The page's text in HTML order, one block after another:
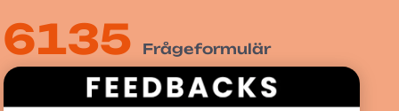
6135 Frågeformulär